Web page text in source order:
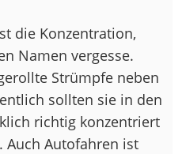
die Konzentration,
Namen vergesse.
Strümpfe neben
sollten sie in den
richtig konzentriert
Autofahren ist